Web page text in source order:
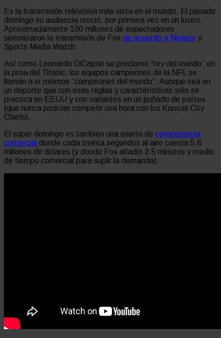
Es la transmisión televisiva más vista en el mundo. El pasado
domingo su audiencia creció, por primera vez en un lustro.
Aproximadamente 100 millones de espectadores
sintonizaron la transmisión de Fox de acuerdo a Nielsen y
Sports Media Watch.
Así como Leonardo DiCaprio se proclamó “rey del mundo” en
la proa del Titanic, los equipos campeones de la NFL se
llaman a sí mismos “campeones del mundo”. Aunque sea en
un deporte que con esas reglas y características sólo se
practica en EEUU y con variantes en un puñado de países
(que nunca podrían competir una hora con los Kansas City
Chiefs).
El súper domingo es también una suerte de competencia
comercial donde cada treinta segundos al aire cuesta 5.6
millones de dólares (y donde Fox añadió 2.5 minutos y medio
de tiempo comercial para suplir la demanda).